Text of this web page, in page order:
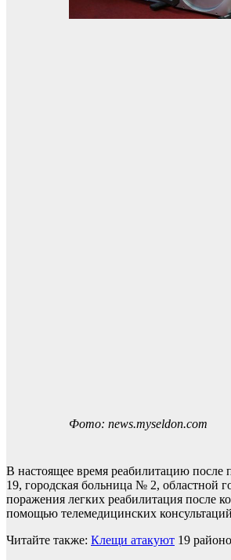
Фото: news.myseldon.com
В настоящее время реабилитацию после
19, городская больница № 2, областной
поражения легких реабилитация после
помощью телемедицинских
Читайте также: Клещи атакуют 19